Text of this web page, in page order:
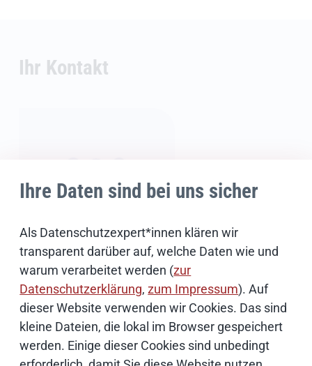
Ihre Daten sind bei uns sicher
Als Datenschutzexpert*innen klären wir
transparent darüber auf, welche Daten wie und
warum verarbeitet werden (zur
Datenschutzerklärung,zum Impressum). Auf
dieser Website verwenden wir Cookies. Das sind
kleine Dateien, die lokal im Browser gespeichert
werden. Einige dieser Cookies sind unbedingt
Ihr Kontakt
News-Redaktion
E-Mail schreiben